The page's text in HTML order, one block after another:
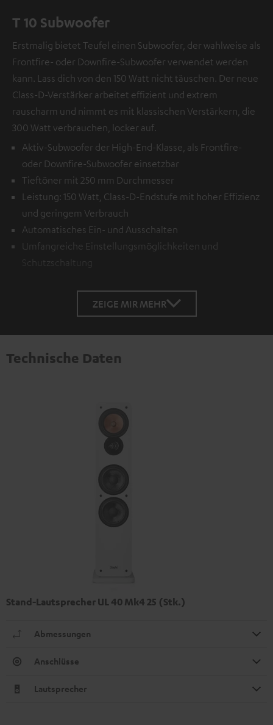
T 10 Subwoofer
Erstmalig bietet Teufel einen Subwoofer, der wahlweise als
Frontfire- oder Downfire-Subwoofer verwendet werden
kann. Lass dich von den 150 Watt nicht täuschen. Der neue
Class-D-Verstärker arbeitet effizient und extrem
rauscharm und nimmt es mit klassischen Verstärkern, die
300 Watt verbrauchen, locker auf.
Aktiv-Subwoofer der High-End-Klasse, als Frontfire-
oder Downfire-Subwoofer einsetzbar
Tieftöner mit 250 mm Durchmesser
Leistung: 150 Watt, Class-D-Endstufe mit hoher Effizienz
und geringem Verbrauch
Automatisches Ein- und Ausschalten
Umfangreiche Einstellungsmöglichkeiten und
ZEIGE MIR MEHR
Technische Daten
Stand-Lautsprecher UL 40 Mk4 25 (Stk.)
Abmessungen
Anschlüsse
Lautsprecher